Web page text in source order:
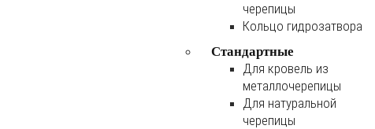
черепицы
Кольцо гидрозатвора
Стандартные
Для кровель из
металлочерепицы
Для натуральной
черепицы